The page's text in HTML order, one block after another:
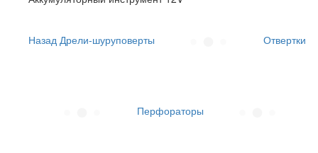
Назад Дрели-шуруповерты Отвертки
Перфораторы